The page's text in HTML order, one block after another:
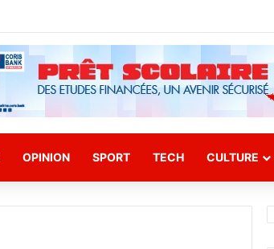
OPINION SPORT TECH CULTURE